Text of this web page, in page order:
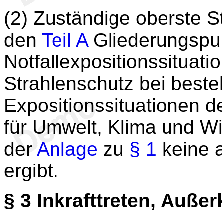
(2) Zuständige oberste
den Teil A
Strahlenschutz bei
Expositionssituationen
für Umwelt, Klima und
der Anlage zu § 1 keine
ergibt.
§ 3 Inkrafttreten,